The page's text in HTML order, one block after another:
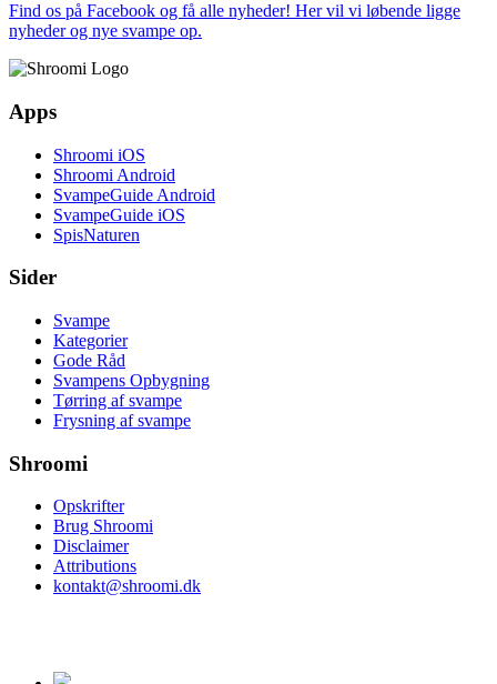
Find os på Facebook og få alle nyheder! Her vil vi løbende ligge
nyheder og nye svampe op.
Apps
Shroomi iOS
Shroomi Android
SvampeGuide Android
SvampeGuide iOS
SpisNaturen
Sider
Svampe
Kategorier
Gode Råd
Svampens Opbygning
Tørring af svampe
Frysning af svampe
Shroomi
Opskrifter
Brug Shroomi
Disclaimer
Attributions
kontakt@shroomi.dk